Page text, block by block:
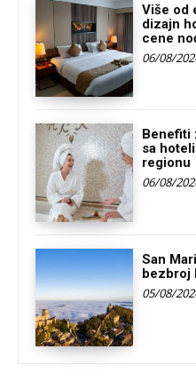
Više od
dizajn
cene
06/08/
Benefiti
sa
regionu
06/08/
San
bezbroj
05/08/